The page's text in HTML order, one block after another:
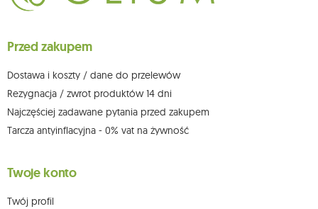
ich sprostowania, usunięcia, ograniczenia przetwarzania, wniesienia
sprzeciwu wobec przetwarzania swoich danych oraz prawo do
którego dokonano na podstawie zgody przed jej cofnięciem. W tym celu
możesz kontaktować się z działem obsługi klienta Mouton Interactive pod
Więcej informacji: www.mouton.pl/ODO
Przed zakupem
Dostawa i koszty / dane do przelewów
Rezygnacja / zwrot produktów 14 dni
Najczęściej zadawane pytania przed zakupem
Tarcza antyinflacyjna - 0% vat na żywność
Twoje konto
Twój profil